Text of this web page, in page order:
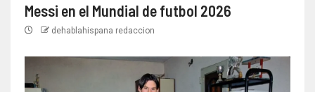
Messi en el Mundial de futbol 2026
dehablahispana redaccion